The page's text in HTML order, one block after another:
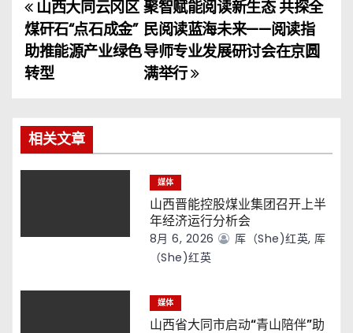
文
章
导
聚智赋能阅读新生态 共探全
民阅读蓝海未来——阅读指
导师专业发展研讨会在京圆
满举行
山西大同云冈区
煤矸石“点石成金”
助推能源产业绿色
转型
相关文章
媒体
山西晋能控股煤业集团召开上半
年经济运行分析会
8月 6, 2026
厍（she)红英, 厍
（she)红英
媒体
山西省大同市启动“青山陪伴”助